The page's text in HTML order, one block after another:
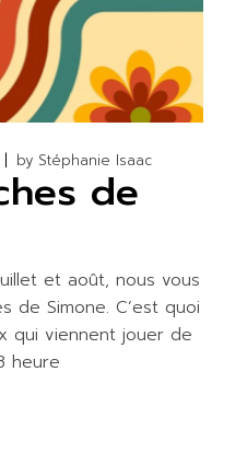
by Stéphanie Isaac
de
et août, nous vous
de Simone. C’est quoi
qui viennent jouer de
heure